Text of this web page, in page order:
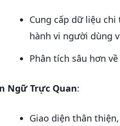
Cung cấp dữ liệu
hành vi người dùng
Phân tích sâu hơn
Ngữ Trực Quan:
Giao diện thân